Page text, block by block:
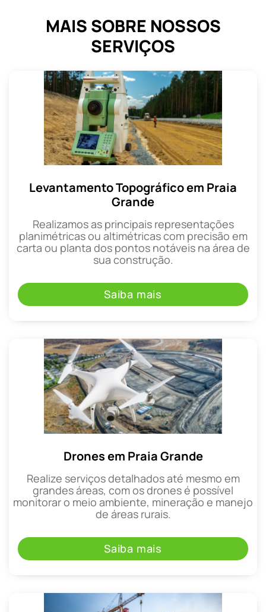
MAIS SOBRE NOSSOS
SERVIÇOS
Levantamento Topográfico em Praia
Grande
Realizamos as principais representações
planimétricas ou altimétricas com precisão em
carta ou planta dos pontos notáveis na área de
sua construção.
Saiba mais
Drones em Praia Grande
Realize serviços detalhados até mesmo em
grandes áreas, com os drones é possível
monitorar o meio ambiente, mineração e manejo
de áreas rurais.
Saiba mais